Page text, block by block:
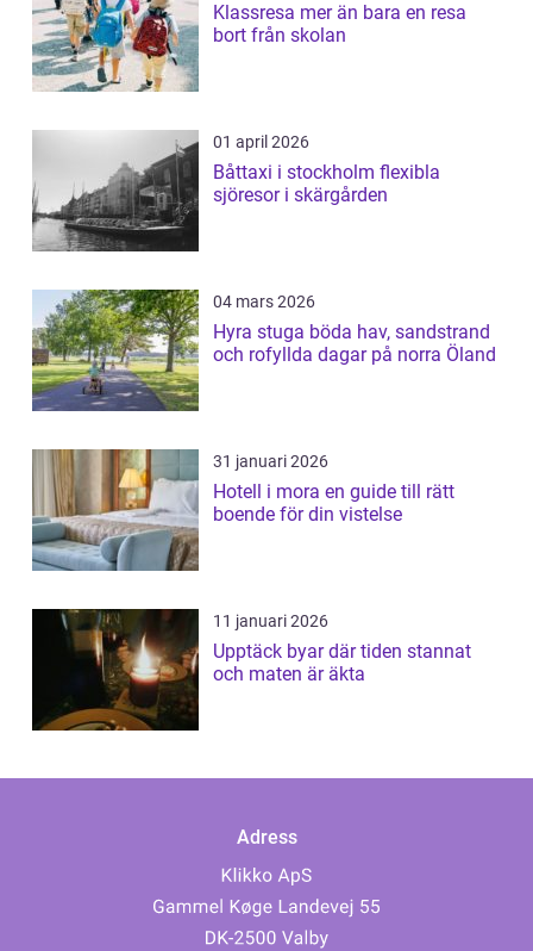
Klassresa mer än bara en resa
bort från skolan
01 april 2026
Båttaxi i stockholm flexibla
sjöresor i skärgården
04 mars 2026
Hyra stuga böda hav, sandstrand
och rofyllda dagar på norra Öland
31 januari 2026
Hotell i mora en guide till rätt
boende för din vistelse
11 januari 2026
Upptäck byar där tiden stannat
och maten är äkta
Adress